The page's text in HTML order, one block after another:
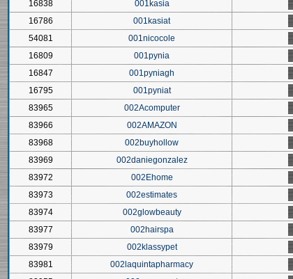
16838
001kasia
16786
001kasiat
54081
001nicocole
16809
001pynia
16847
001pyniagh
16795
001pyniat
83965
002Acomputer
83966
002AMAZON
83968
002buyhollow
83969
002daniegonzalez
83972
002Ehome
83973
002estimates
83974
002glowbeauty
83977
002hairspa
83979
002klassypet
83981
002laquintapharmacy